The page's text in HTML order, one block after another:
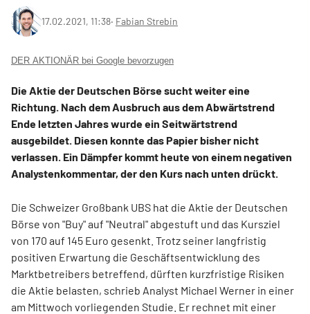
17.02.2021, 11:38‧ Fabian Strebin
DER AKTIONÄR bei Google bevorzugen
Die Aktie der Deutschen Börse sucht weiter eine
Richtung. Nach dem Ausbruch aus dem Abwärtstrend
Ende letzten Jahres wurde ein Seitwärtstrend
ausgebildet. Diesen konnte das Papier bisher nicht
verlassen. Ein Dämpfer kommt heute von einem negativen
Analystenkommentar, der den Kurs nach unten drückt.
Die Schweizer Großbank UBS hat die Aktie der Deutschen
Börse von "Buy" auf "Neutral" abgestuft und das Kursziel
von 170 auf 145 Euro gesenkt. Trotz seiner langfristig
positiven Erwartung die Geschäftsentwicklung des
Marktbetreibers betreffend, dürften kurzfristige Risiken
die Aktie belasten, schrieb Analyst Michael Werner in einer
am Mittwoch vorliegenden Studie. Er rechnet mit einer